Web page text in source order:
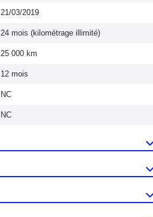
21/03/2019
24 mois (kilométrage illimité)
25 000 km
12 mois
NC
NC